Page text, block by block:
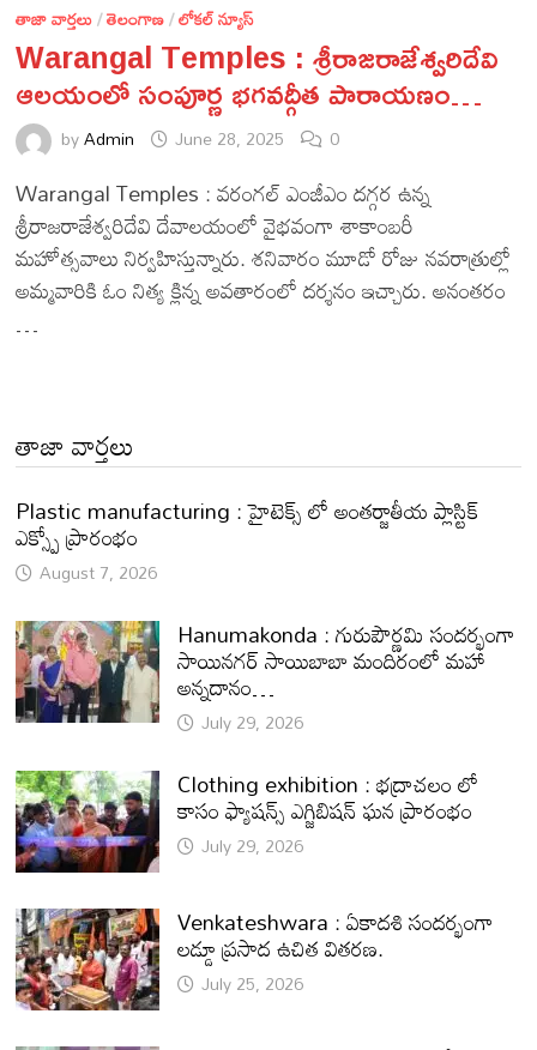
తాజా వార్తలు/తెలంగాణ/లోకల్ న్యూస్
Warangal Temples : శ్రీరాజరాజేశ్వరిదేవి
ఆలయంలో సంపూర్ణ భగవద్గీత పారాయణం…
byAdmin June 28, 2025 0
Warangal Temples : వరంగల్ ఎంజీఎం దగ్గర ఉన్న
శ్రీరాజరాజేశ్వరిదేవి దేవాలయంలో వైభవంగా శాకాంబరీ
మహోత్సవాలు నిర్వహిస్తున్నారు. శనివారం మూడో రోజు నవరాత్రుల్లో
అమ్మవారికి ఓం నిత్య క్లిన్న అవతారంలో దర్శనం ఇచ్చారు. అనంతరం
…
తాజా వార్తలు
Plastic manufacturing : హైటెక్స్ లో అంతర్జాతీయ ప్లాస్టిక్
ఎక్స్పో ప్రారంభం
August 7, 2026
Hanumakonda : గురుపౌర్ణమి సందర్భంగా
సాయినగర్‌ సాయిబాబా మందిరంలో మహా
అన్నదానం…
July 29, 2026
Clothing exhibition : భద్రాచలం లో
కాసం ఫ్యాషన్స్ ఎగ్జిబిషన్ ఘన ప్రారంభం
July 29, 2026
Venkateshwara : ఏకాదశి సందర్భంగా
లడ్డూ ప్రసాద ఉచిత వితరణ.
July 25, 2026